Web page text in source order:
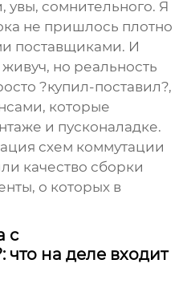
увы, сомнительного. Я
не пришлось плотно
поставщиками. И
живуч, но реальность
?купил-поставил?,
которые
и пусконаладке.
схем коммутации
качество сборки
о которых в
с
на деле входит